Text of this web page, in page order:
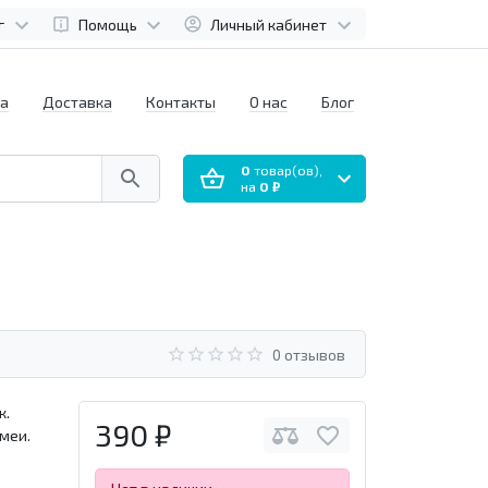
Помощь Личный кабинет
Доставка Контакты О нас Блог
0 товар(ов),
на 0 ₽
0 отзывов
390 ₽